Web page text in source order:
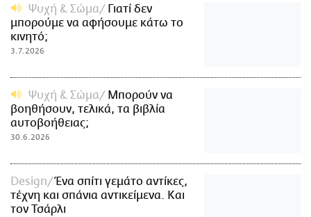
Ψυχή & Σώμα
Γιατί δεν
μπορούμε να αφήσουμε κάτω το
κινητό;
3.7.2026
Ψυχή & Σώμα
Μπορούν να
βοηθήσουν, τελικά, τα βιβλία
αυτοβοήθειας;
30.6.2026
Design
Ένα σπίτι γεμάτο αντίκες,
τέχνη και σπάνια αντικείμενα. Και
τον Τσάρλι